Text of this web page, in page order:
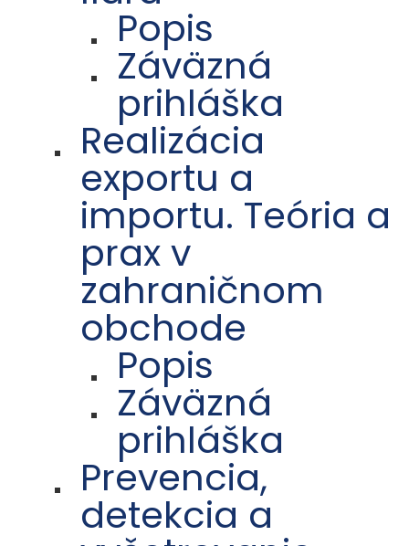
Popis
Záväzná
prihláška
Realizácia
exportu a
importu. Teória a
prax v
zahraničnom
obchode
Popis
Záväzná
prihláška
Prevencia,
detekcia a